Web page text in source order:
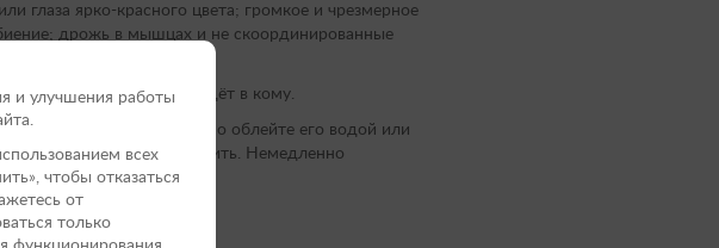
глаза ярко-красного цвета; громкое и чрезмерное
дрожь в мышцах и не скоординированные
приступ или впадёт в кому.
признаков, немедленно облейте его водой или
льдом. Дайте попить. Немедленно
и улучшения работы
всех
чтобы отказаться
от
только